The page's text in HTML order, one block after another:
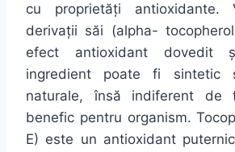
cu proprietăți antioxidante.
derivații săi (alpha-
efect antioxidant dovedit
ingredient poate fi sintetic
naturale, însă indiferent de
benefic pentru organism.
E) este un antioxidant